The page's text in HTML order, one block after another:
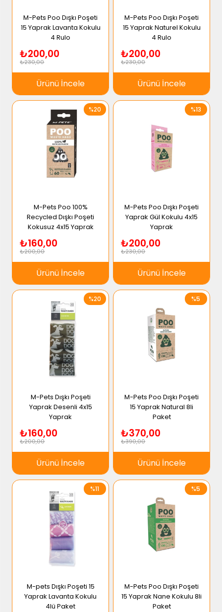
M-Pets Poo Dışkı Poşeti
15 Yaprak Lavanta Kokulu
4 Rulo
₺200,00
₺230,00
Ürünü İncele
M-Pets Poo Dışkı Poşeti
15 Yaprak Naturel Kokulu
4 Rulo
₺200,00
₺230,00
Ürünü İncele
M-Pets Poo 100%
Recycled Dışkı Poşeti
Kokusuz 4x15 Yaprak
₺160,00
₺200,00
Ürünü İncele
%20
M-Pets Poo Dışkı Poşeti
Yaprak Gül Kokulu 4x15
Yaprak
₺200,00
₺230,00
Ürünü İncele
%13
M-Pets Dışkı Poşeti
Yaprak Desenli 4x15
Yaprak
₺160,00
₺200,00
Ürünü İncele
%20
M-Pets Poo Dışkı Poşeti
15 Yaprak Natural 8li
Paket
₺370,00
₺390,00
Ürünü İncele
%5
M-pets Dışkı Poşeti 15
Yaprak Lavanta Kokulu
4lü Paket
%11
M-Pets Poo Dışkı Poşeti
15 Yaprak Nane Kokulu 8li
Paket
%5